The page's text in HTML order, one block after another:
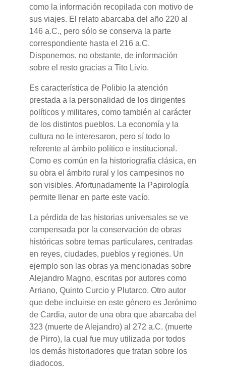
como la información recopilada con motivo de
sus viajes. El relato abarcaba del año 220 al
146 a.C., pero sólo se conserva la parte
correspondiente hasta el 216 a.C.
Disponemos, no obstante, de información
sobre el resto gracias a Tito Livio.
Es característica de Polibio la atención
prestada a la personalidad de los dirigentes
políticos y militares, como también al carácter
de los distintos pueblos. La economía y la
cultura no le interesaron, pero sí todo lo
referente al ámbito político e institucional.
Como es común en la historiografía clásica, en
su obra el ámbito rural y los campesinos no
son visibles. Afortunadamente la Papirología
permite llenar en parte este vacío.
La pérdida de las historias universales se ve
compensada por la conservación de obras
históricas sobre temas particulares, centradas
en reyes, ciudades, pueblos y regiones. Un
ejemplo son las obras ya mencionadas sobre
Alejandro Magno, escritas por autores como
Arriano, Quinto Curcio y Plutarco. Otro autor
que debe incluirse en este género es Jerónimo
de Cardia, autor de una obra que abarcaba del
323 (muerte de Alejandro) al 272 a.C. (muerte
de Pirro), la cual fue muy utilizada por todos
los demás historiadores que tratan sobre los
diadocos.